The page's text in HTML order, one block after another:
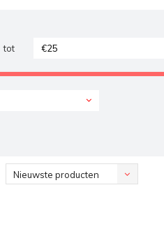
tot
Nieuwste producten